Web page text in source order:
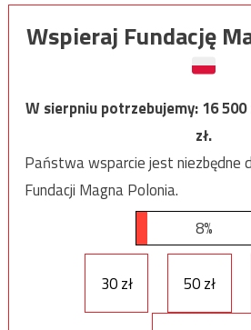
Wspieraj Fundację
W sierpniu potrzebujemy:16 500
zł.
Państwa wsparcie jest niezbędne
Fundacji Magna Polonia.
8%
30 zł 50 zł